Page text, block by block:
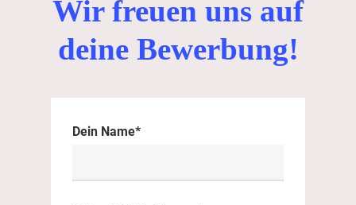
Wir freuen uns auf
deine Bewerbung!
Dein Name*